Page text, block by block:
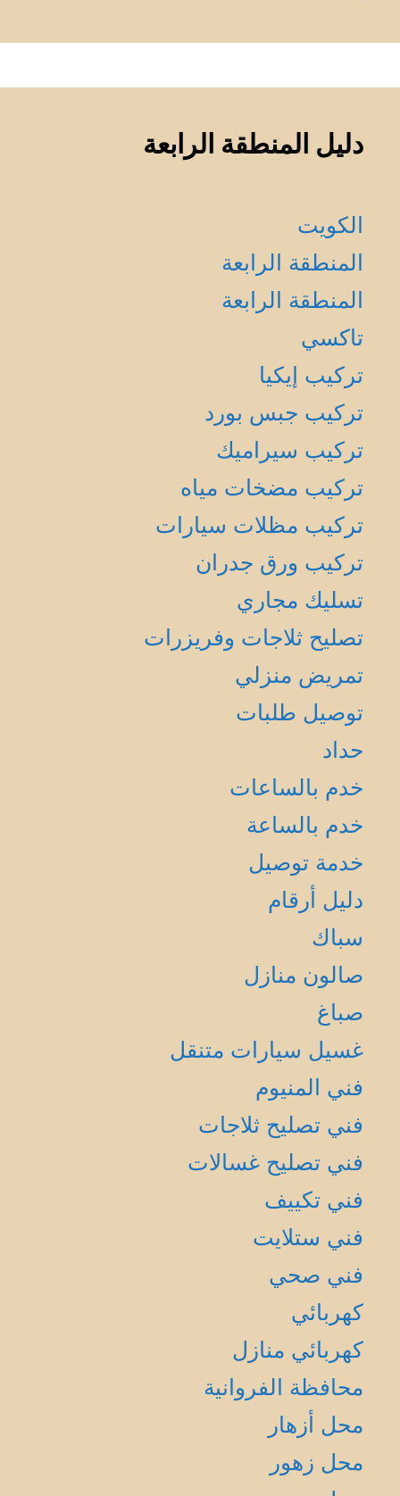
دليل المنطقة الرابعة
الكويت
المنطقة الرابعة
المنطقة الرابعة
تاكسي
تركيب إيكيا
تركيب جبس بورد
تركيب سيراميك
تركيب مضخات مياه
تركيب مظلات سيارات
تركيب ورق جدران
تسليك مجاري
تصليح ثلاجات وفريزرات
تمريض منزلي
توصيل طلبات
حداد
خدم بالساعات
خدم بالساعة
خدمة توصيل
دليل أرقام
سباك
صالون منازل
صباغ
غسيل سيارات متنقل
فني المنيوم
فني تصليح ثلاجات
فني تصليح غسالات
فني تكييف
فني ستلايت
فني صحي
كهربائي
كهربائي منازل
محافظة الفروانية
محل أزهار
محل زهور